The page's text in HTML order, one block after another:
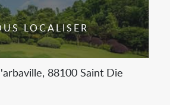
LOCALISER
88100 Saint Die